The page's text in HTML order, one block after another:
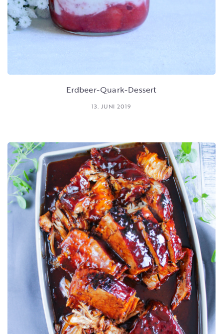
Erdbeer-Quark-Dessert
13. JUNI 2019